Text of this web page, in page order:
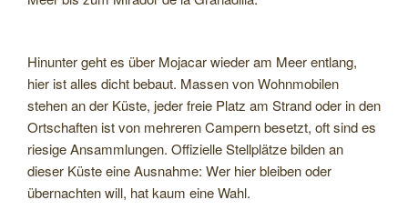
Hinunter geht es über Mojacar wieder am Meer entlang,
hier ist alles dicht bebaut. Massen von Wohnmobilen
stehen an der Küste, jeder freie Platz am Strand oder in den
Ortschaften ist von mehreren Campern besetzt, oft sind es
riesige Ansammlungen. Offizielle Stellplätze bilden an
dieser Küste eine Ausnahme: Wer hier bleiben oder
übernachten will, hat kaum eine Wahl.